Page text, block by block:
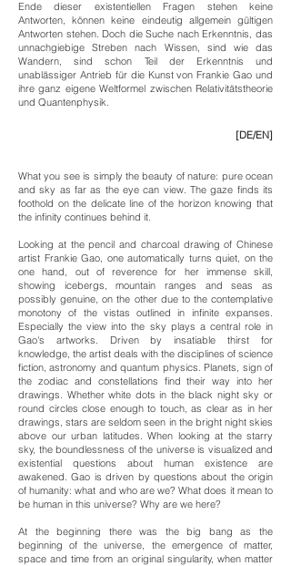
Ende dieser existentiellen Fragen stehen keine
Antworten, können keine eindeutig allgemein gültigen
Antworten stehen. Doch die Suche nach Erkenntnis, das
unnachgiebige Streben nach Wissen, sind wie das
Wandern, sind schon Teil der Erkenntnis und
unablässiger Antrieb für die Kunst von Frankie Gao und
ihre ganz eigene Weltformel zwischen Relativitätstheorie
und Quantenphysik.
[DE/EN]
What you see is simply the beauty of nature: pure ocean
and sky as far as the eye can view. The gaze finds its
foothold on the delicate line of the horizon knowing that
the infinity continues behind it.
Looking at the pencil and charcoal drawing of Chinese
artist Frankie Gao, one automatically turns quiet, on the
one hand, out of reverence for her immense skill,
showing icebergs, mountain ranges and seas as
possibly genuine, on the other due to the contemplative
monotony of the vistas outlined in infinite expanses.
Especially the view into the sky plays a central role in
Gao's artworks. Driven by insatiable thirst for
knowledge, the artist deals with the disciplines of science
fiction, astronomy and quantum physics. Planets, sign of
the zodiac and constellations find their way into her
drawings. Whether white dots in the black night sky or
round circles close enough to touch, as clear as in her
drawings, stars are seldom seen in the bright night skies
above our urban latitudes. When looking at the starry
sky, the boundlessness of the universe is visualized and
existential questions about human existence are
awakened. Gao is driven by questions about the origin
of humanity: what and who are we? What does it mean to
be human in this universe? Why are we here?
At the beginning there was the big bang as the
beginning of the universe, the emergence of matter,
space and time from an original singularity, when matter